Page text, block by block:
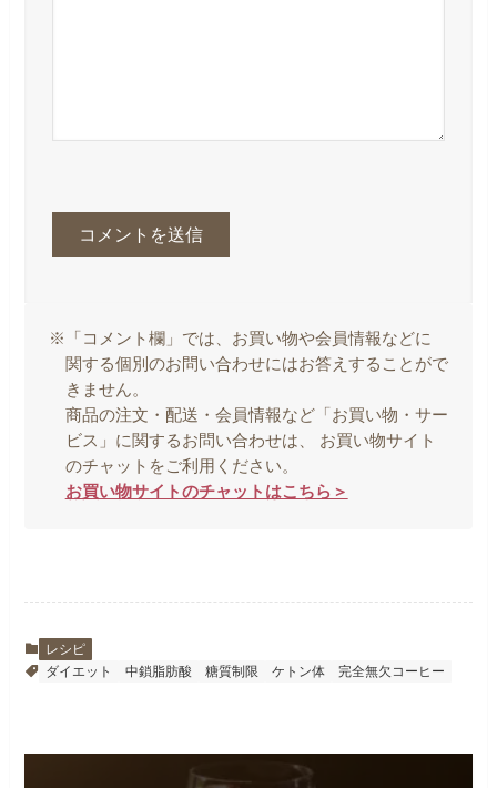
※「コメント欄」では、お買い物や会員情報などに
関する個別のお問い合わせにはお答えすることがで
きません。
商品の注文・配送・会員情報など「お買い物・サー
ビス」に関するお問い合わせは、 お買い物サイト
のチャットをご利用ください。
お買い物サイトのチャットはこちら＞
レシピ
ダイエット
中鎖脂肪酸 糖質制限 ケトン体 完全無欠コーヒー